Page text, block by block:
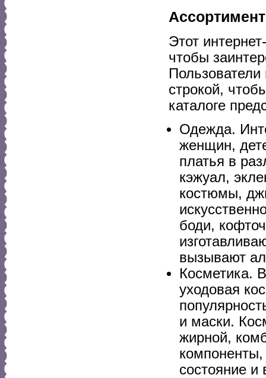
Этот
чтобы
строкой,
каталоге
Одежда.
женщин,
платья в
кэжуал,
костюмы,
боди,
вызывают
Косметика.
уходовая
и маски.
жирной,
состояние